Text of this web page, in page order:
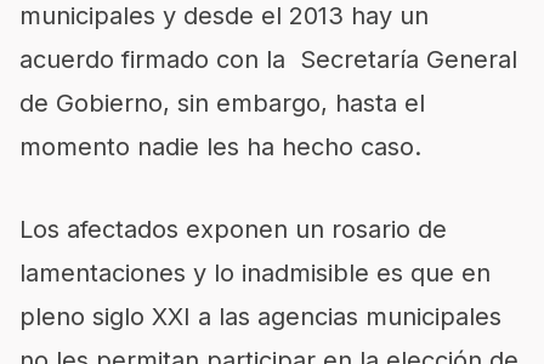
municipales y desde el 2013 hay un
acuerdo firmado con la Secretaría General
de Gobierno, sin embargo, hasta el
momento nadie les ha hecho caso.
Los afectados exponen un rosario de
lamentaciones y lo inadmisible es que en
pleno siglo XXI a las agencias municipales